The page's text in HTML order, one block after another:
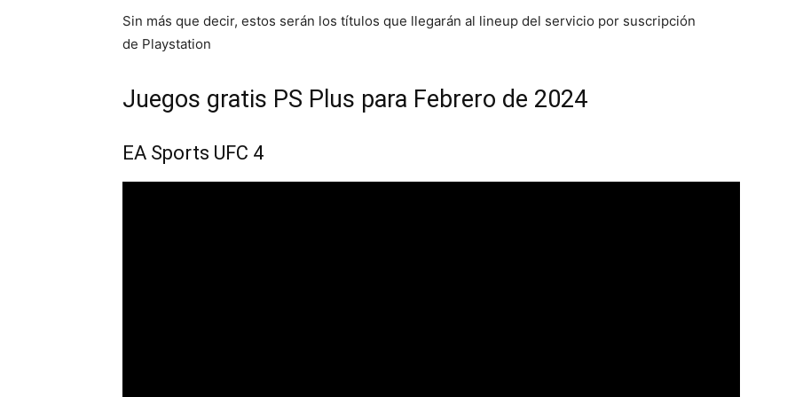
Sin más que decir, estos serán los títulos que llegarán al lineup del servicio por suscripción
de Playstation
Juegos gratis PS Plus para Febrero de 2024
EA Sports UFC 4